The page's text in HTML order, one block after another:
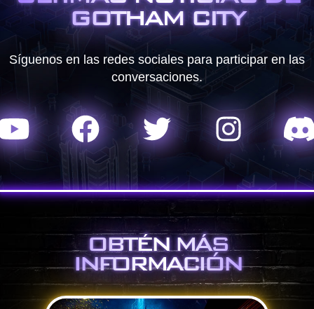
GOTHAM CITY
Síguenos en las redes sociales para participar en las
conversaciones.
OBTÉN MÁS
INFORMACIÓN